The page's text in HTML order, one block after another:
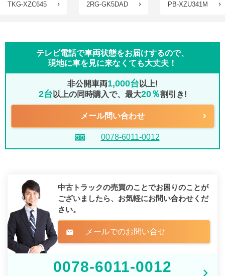
TKG-XZC645 2RG-GK5DAD PB-XZU341M
テレビ電話で車両状態をお届けするので、
現地に車を見に来なくても大丈夫！
非公開車両1,000台 以上!
2台 以上の同時購入で、最大20％割引き!
メール問い合わせ
0078-6011-0012
中古トラックの売買のことでお困りのことが
ございましたら、 お気軽にお問い合わせくだ
さい。
mail メールでのお問い合せ
0078-6011-0012